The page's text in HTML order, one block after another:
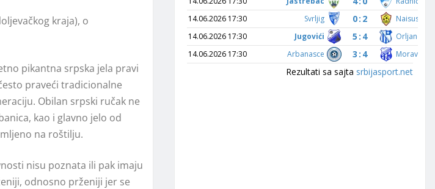
kraja), o
pikantna srpska jela pravi
praveći tradicionalne
Obilan srpski ručak ne
kao i glavno jelo od
na roštilju.
nisu poznata ili pak imaju
odnosno prženiji jer se